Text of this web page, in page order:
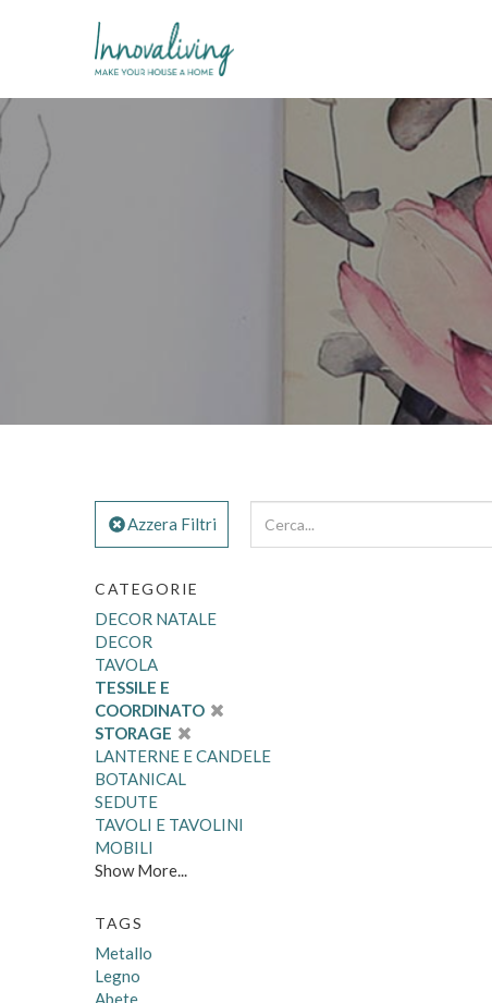
Azzera Filtri
CATEGORIE
DECOR NATALE
DECOR
TAVOLA
TESSILE E
COORDINATO
STORAGE
LANTERNE E CANDELE
BOTANICAL
SEDUTE
TAVOLI E TAVOLINI
MOBILI
Show More...
TAGS
Metallo
Legno
Abete